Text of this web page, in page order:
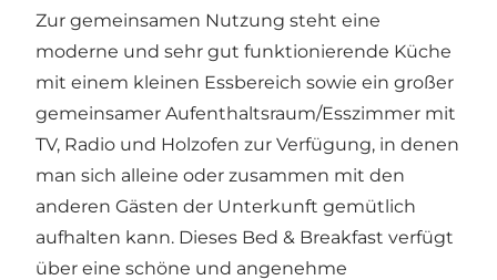
Zur gemeinsamen Nutzung steht eine
moderne und sehr gut funktionierende Küche
mit einem kleinen Essbereich sowie ein großer
gemeinsamer Aufenthaltsraum/Esszimmer mit
TV, Radio und Holzofen zur Verfügung, in denen
man sich alleine oder zusammen mit den
anderen Gästen der Unterkunft gemütlich
aufhalten kann. Dieses Bed & Breakfast verfügt
über eine schöne und angenehme